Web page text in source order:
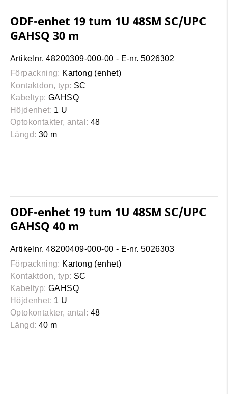
ODF-enhet 19 tum 1U 48SM SC/UPC
GAHSQ 30 m
Artikelnr. 48200309-000-00 - E-nr. 5026302
Förpackning: Kartong (enhet)
Kontaktdon, typ: SC
Kabeltyp: GAHSQ
Höjdenhet: 1 U
Optokontakter, antal: 48
Längd: 30 m
ODF-enhet 19 tum 1U 48SM SC/UPC
GAHSQ 40 m
Artikelnr. 48200409-000-00 - E-nr. 5026303
Förpackning: Kartong (enhet)
Kontaktdon, typ: SC
Kabeltyp: GAHSQ
Höjdenhet: 1 U
Optokontakter, antal: 48
Längd: 40 m